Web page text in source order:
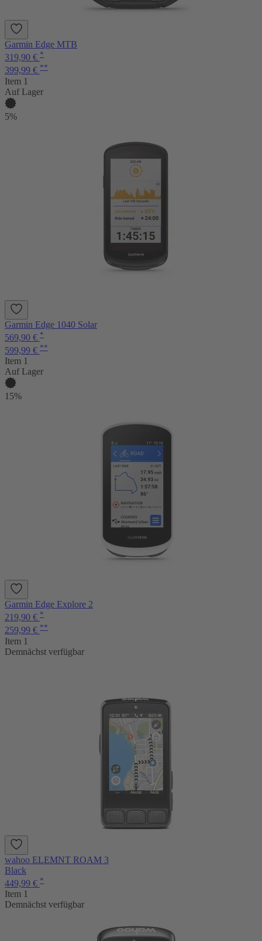
Garmin Edge MTB
319,90 € *
399,99 € **
Item 1
Auf Lager
5%
Garmin Edge 1040 Solar
569,90 € *
599,99 € **
Item 1
Auf Lager
15%
Garmin Edge Explore 2
219,90 € *
259,99 € **
Item 1
Demnächst verfügbar
wahoo ELEMNT ROAM 3
Black
449,99 € *
Item 1
Demnächst verfügbar